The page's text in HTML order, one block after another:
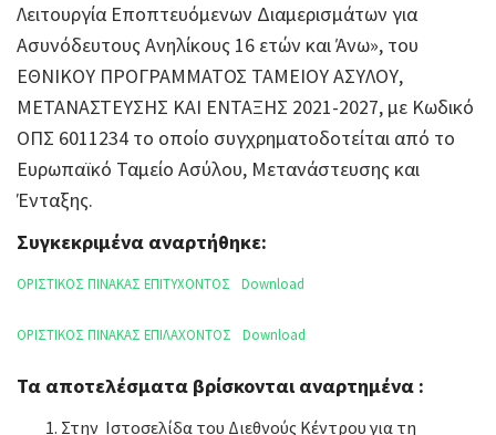
Λειτουργία Εποπτευόμενων Διαμερισμάτων για
Ασυνόδευτους Ανηλίκους 16 ετών και Άνω», του
ΕΘΝΙΚΟΥ ΠΡΟΓΡΑΜΜΑΤΟΣ ΤΑΜΕΙΟΥ ΑΣΥΛΟΥ,
ΜΕΤΑΝΑΣΤΕΥΣΗΣ ΚΑΙ ΕΝΤΑΞΗΣ 2021-2027, με Κωδικό
ΟΠΣ 6011234 το οποίο συγχρηματοδοτείται από το
Ευρωπαϊκό Ταμείο Ασύλου, Μετανάστευσης και
Ένταξης.
Συγκεκριμένα αναρτήθηκε:
ΟΡΙΣΤΙΚΟΣ ΠΙΝΑΚΑΣ ΕΠΙΤΥΧΟΝΤΟΣ Download
ΟΡΙΣΤΙΚΟΣ ΠΙΝΑΚΑΣ ΕΠΙΛΑΧΟΝΤΟΣ Download
Τα αποτελέσματα βρίσκονται αναρτημένα :
Στην Ιστοσελίδα του Διεθνούς Κέντρου για τη